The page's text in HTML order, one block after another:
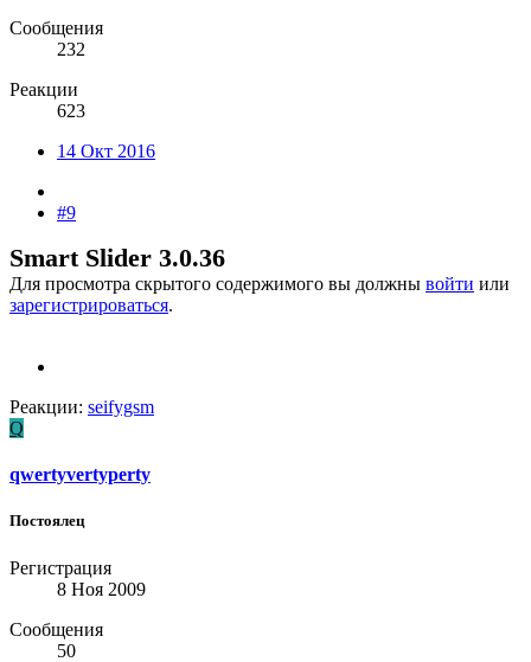
Сообщения
232
Реакции
623
14 Окт 2016
#9
Smart Slider 3.0.36
Для просмотра скрытого содержимого вы должны войти или
зарегистрироваться.
Реакции: seifygsm
Q
qwertyvertyperty
Постоялец
Регистрация
8 Ноя 2009
Сообщения
50